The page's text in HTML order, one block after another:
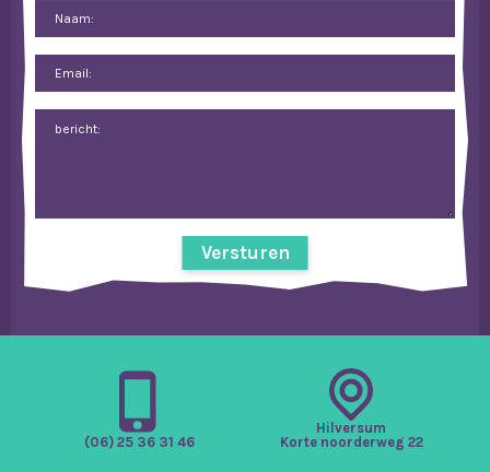
Versturen
(06) 25 36 31 46
Hilversum
Korte noorderweg 22